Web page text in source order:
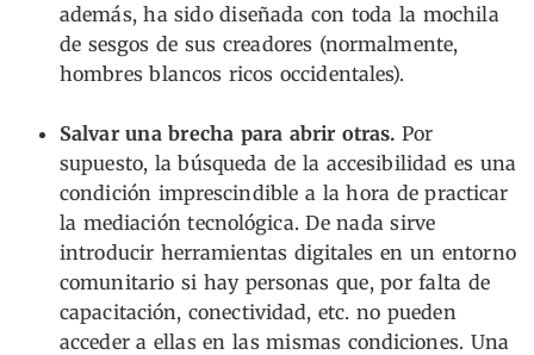
además, ha sido diseñada con toda la mochila
de sesgos de sus creadores (normalmente,
hombres blancos ricos occidentales).
Salvar una brecha para abrir otras. Por
supuesto, la búsqueda de la accesibilidad es una
condición imprescindible a la hora de practicar
la mediación tecnológica. De nada sirve
introducir herramientas digitales en un entorno
comunitario si hay personas que, por falta de
capacitación, conectividad, etc. no pueden
acceder a ellas en las mismas condiciones. Una